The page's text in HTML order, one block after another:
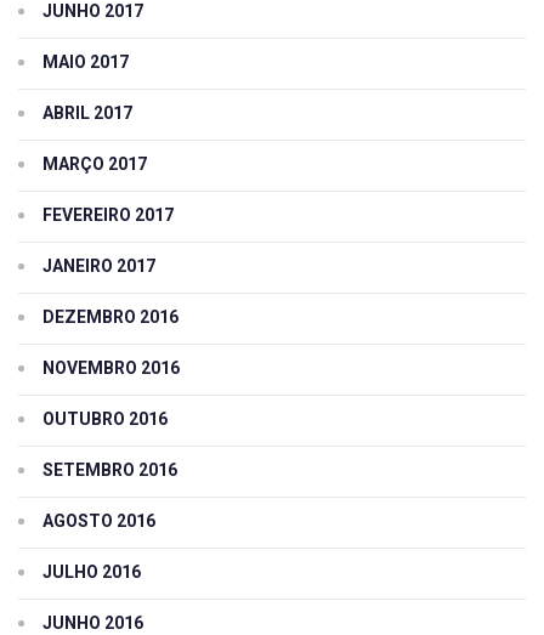
JUNHO 2017
MAIO 2017
ABRIL 2017
MARÇO 2017
FEVEREIRO 2017
JANEIRO 2017
DEZEMBRO 2016
NOVEMBRO 2016
OUTUBRO 2016
SETEMBRO 2016
AGOSTO 2016
JULHO 2016
JUNHO 2016